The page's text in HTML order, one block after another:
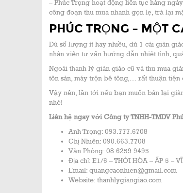
– Phúc Trọng hoạt động liên tục hàng
công đoạn thu mua nhanh gọn lẹ, trả lại
PHÚC TRỌNG – MỘT
Dù số lượng ít hay nhiều, dù 1 cái giàn
nhân viên tư vấn hướng dẫn nhiệt tình,
Ngoài thanh lý giàn giáo cũ và thu mua
tôn sàn, máy trộn bê tông,… rất thuận
Vậy nên, lần tới nếu bạn muốn bán lại
nhé!
Liên hệ ngay với Công ty TNHH-TMDV
Anh Trọng: 093.777.6708
Chị Nhiên: 090.663.7708
Văn Phòng: 08.6259.9495
Địa chỉ: E1/6 – THỚI HÒA – ẤP 5 –
Email: quangcaonhien@gmail.com
Website: thanhlygiangiao.com